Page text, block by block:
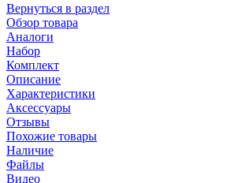
Вернуться в раздел
Обзор товара
Аналоги
Набор
Комплект
Описание
Характеристики
Аксессуары
Отзывы
Похожие товары
Наличие
Файлы
Видео